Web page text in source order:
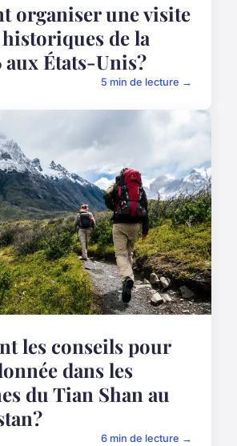
organiser une visite
historiques de la
aux États-Unis?
5 min de lecture →
les conseils pour
dans les
du Tian Shan au
6 min de lecture →